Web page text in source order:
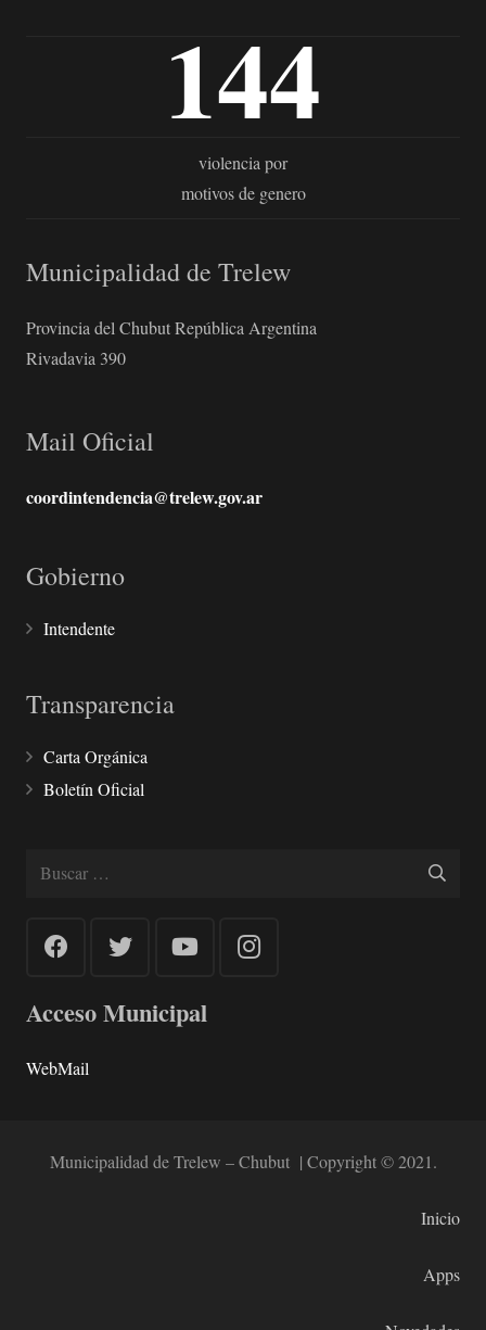
144
violencia por
motivos de genero
Municipalidad de Trelew
Provincia del Chubut República Argentina
Rivadavia 390
Mail Oficial
coordintendencia@trelew.gov.ar
Gobierno
Intendente
Transparencia
Carta Orgánica
Boletín Oficial
Buscar:
Acceso Municipal
WebMail
Municipalidad de Trelew – Chubut | Copyright © 2021.
Inicio
Apps